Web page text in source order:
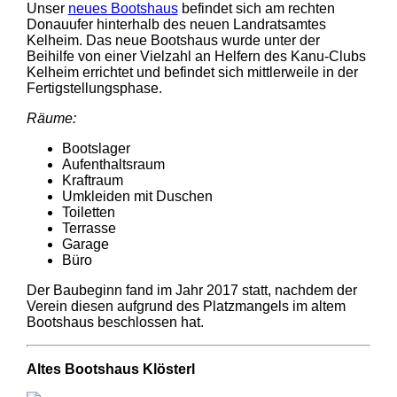
Unser neues Bootshausbefindet sich am rechten
Donauufer hinterhalb des neuen Landratsamtes
Kelheim. Das neue Bootshaus wurde unter der
Beihilfe von einer Vielzahl an Helfern des Kanu-Clubs
Kelheim errichtet und befindet sich mittlerweile in der
Fertigstellungsphase.
Räume:
Bootslager
Aufenthaltsraum
Kraftraum
Umkleiden mit Duschen
Toiletten
Terrasse
Garage
Büro
Der Baubeginn fand im Jahr 2017 statt, nachdem der
Verein diesen aufgrund des Platzmangels im altem
Bootshaus beschlossen hat.
Altes Bootshaus Klösterl